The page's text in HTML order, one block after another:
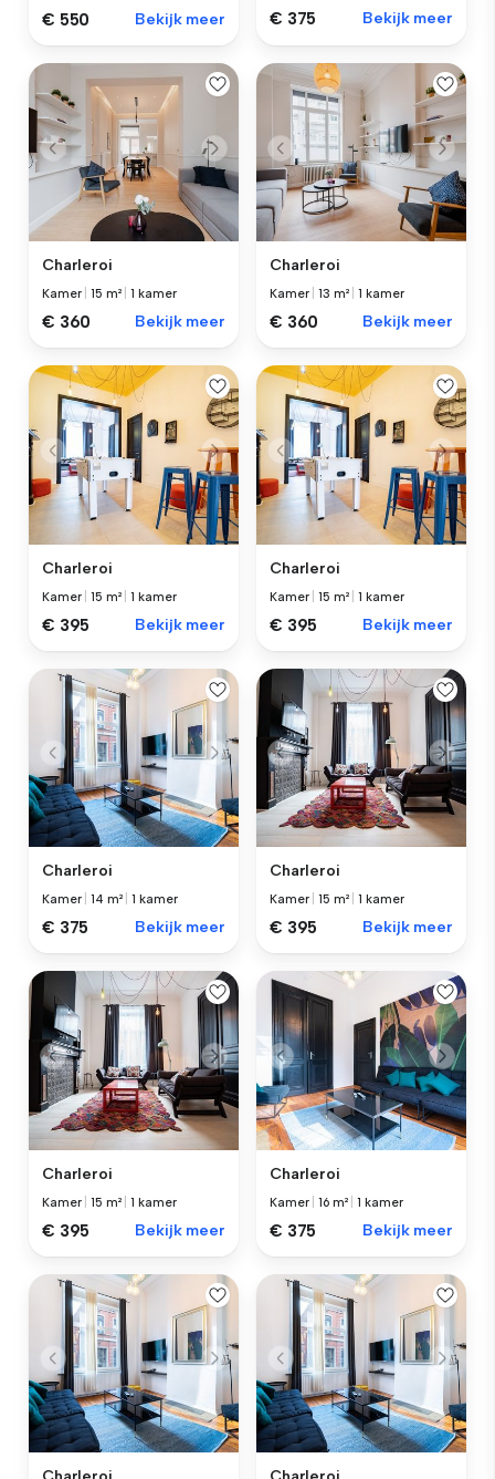
€ 550 Bekijk meer € 375 Bekijk meer
Charleroi
Kamer |15 m² |1 kamer
€ 360 Bekijk meer
Charleroi
Kamer |13 m² |1 kamer
€ 360 Bekijk meer
Charleroi
Kamer |15 m² |1 kamer
€ 395 Bekijk meer
Charleroi
Kamer |15 m² |1 kamer
€ 395 Bekijk meer
Charleroi
Kamer |14 m² |1 kamer
€ 375 Bekijk meer
Charleroi
Kamer |15 m² |1 kamer
€ 395 Bekijk meer
Charleroi
Kamer |15 m² |1 kamer
€ 395 Bekijk meer
Charleroi
Kamer |16 m² |1 kamer
€ 375 Bekijk meer